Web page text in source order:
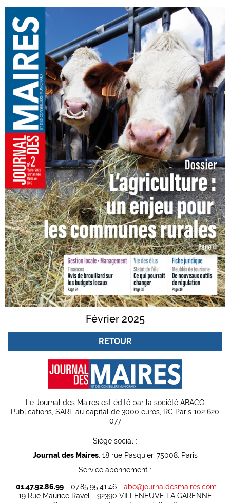
Février 2025
RETOUR
Le Journal des Maires est édité par la société ABACO
Publications, SARL au capital de 3000 euros, RC Paris 102 620
077
Siège social :
Journal des Maires, 18 rue Pasquier, 75008, Paris
Service abonnement :
01.47.92.86.99- 07.85.95.41.46 - abo@journaldesmaires.com
19 Rue Maurice Ravel - 92390 VILLENEUVE LA GARENNE